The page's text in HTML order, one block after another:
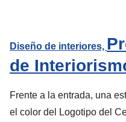
Diseño de interiores,
de
Frente a la entrada, una
el color del Logotipo del